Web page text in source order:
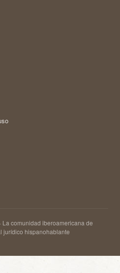
La comunidad iberoamericana de
jurídico hispanohablante